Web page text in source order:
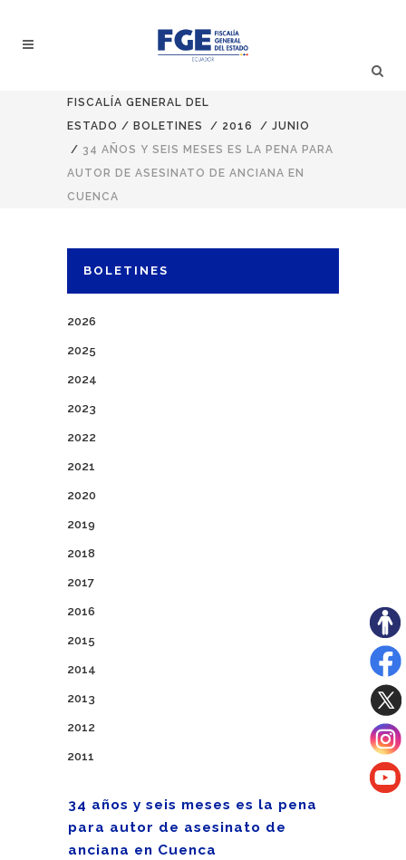
FISCALÍA GENERAL DEL
ESTADO / BOLETINES / 2016 / JUNIO
/ 34 AÑOS Y SEIS MESES ES LA PENA PARA
AUTOR DE ASESINATO DE ANCIANA EN
CUENCA
BOLETINES
2026
2025
2024
2023
2022
2021
2020
2019
2018
2017
2016
2015
2014
2013
2012
2011
34 años y seis meses es la pena
para autor de asesinato de
anciana en Cuenca